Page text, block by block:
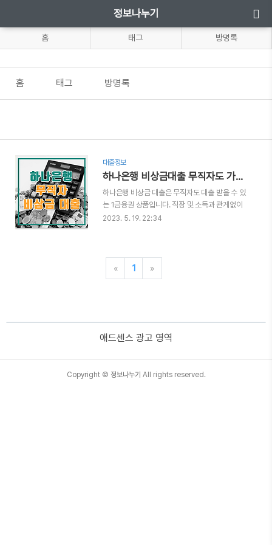
정보나누기
홈 태그 방명록
홈 태그 방명록
대출정보
하나은행 비상금대출 무직자도 가능한 소액 대출
하나은행 비상금 대출은 무직자도 대출 받을 수 있
는 1금융권 상품입니다. 직장 및 소득과 관게없이
소액 대출이 즉시 가능합니다. 하나은행 비상금대
상환방식 및 대출기간 신청방법 대출한도 및 금리
더 많은 무직자 대출 알아보기 하나은행 무직자대
무직자도 신청가능합니다. 만 19세 이상 국민으로
급..
2023. 5. 19. 22:34
« 1 »
애드센스 광고 영역
Copyright © 정보나누기 All rights reserved.
TistoryWhaleSkin3.4